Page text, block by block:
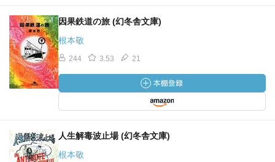
因果鉄道の旅 (幻冬舎文庫)
根本敬
244 3.53 21
人生解毒波止場 (幻冬舎文庫)
根本敬